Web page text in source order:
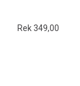
Rek 349,00